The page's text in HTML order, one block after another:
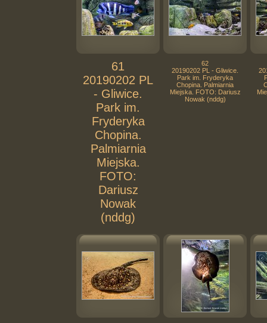
61
20190202 PL
- Gliwice.
Park im.
Fryderyka
Chopina.
Palmiarnia
Miejska.
FOTO:
Dariusz
Nowak
(nddg)
62
20190202 PL - Gliwice.
Park im. Fryderyka
Chopina. Palmiarnia
Miejska. FOTO: Dariusz
Nowak (nddg)